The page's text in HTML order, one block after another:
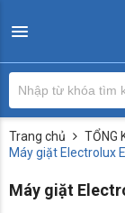
Trang chủ TỔNG
Máy giặt Electrolux
Máy giặt